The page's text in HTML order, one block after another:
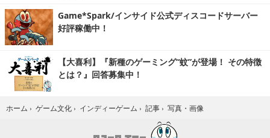
Game*Spark/インサイド公式ディスコードサーバー
好評稼働中！
【大喜利】『新種のゲーミング“蚊”が登場！ その特徴
とは？』回答募集中！
ホーム › ゲーム文化 › インディーゲーム › 記事 › 写真・画像